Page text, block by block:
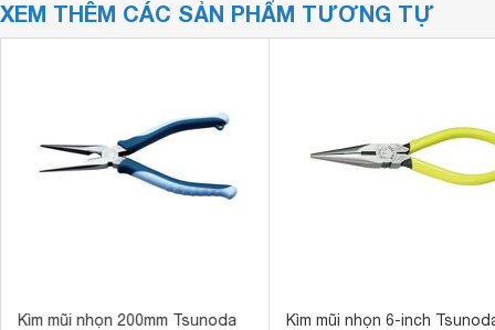
XEM THÊM CÁC SẢN PHẨM TƯƠNG TỰ
Kìm mũi nhọn 200mm Tsunoda
Kìm mũi nhọn 6-inch